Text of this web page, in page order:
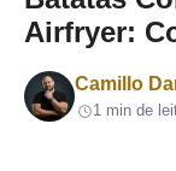
Airfryer:
Por
Camillo
1 min de